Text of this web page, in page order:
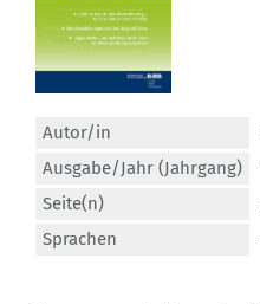
Autor/in
Ausgabe/Jahr (Jahrgang)
Seite(n)
Sprachen